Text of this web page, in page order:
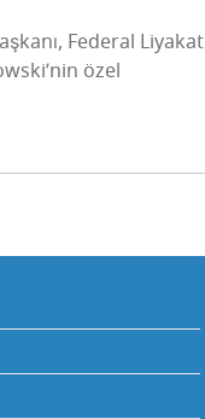
Fede­ral Liya­kat
özel